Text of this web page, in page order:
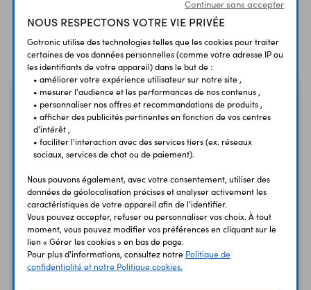
Produits liés à cet article
Arduino Uno R3
A000066
23,90 €
Adaptateur uFL vers
SMA femelle
150 mm
4,80 €
Continuer sans accepter
NOUS RESPECTONS VOTRE VIE PRIVÉE
Gotronic utilise des technologies telles que les cookies pour traiter
certaines de vos données personnelles (comme votre adresse IP ou
les identifiants de votre appareil) dans le but de :
• améliorer votre expérience utilisateur sur notre site ,
• mesurer l'audience et les performances de nos contenus ,
• personnaliser nos offres et recommandations de produits ,
• afficher des publicités pertinentes en fonction de vos centres
d'intérêt ,
• faciliter l'interaction avec des services tiers (ex. réseaux
sociaux, services de chat ou de paiement).
Nous pouvons également, avec votre consentement, utiliser des
données de géolocalisation précises et analyser activement les
caractéristiques de votre appareil afin de l'identifier.
Vous pouvez accepter, refuser ou personnaliser vos choix. À tout
moment, vous pouvez modifier vos préférences en cliquant sur le
lien « Gérer les cookies » en bas de page.
Pour plus d'informations, consultez notre Politique de
confidentialité et notre Politique cookies.